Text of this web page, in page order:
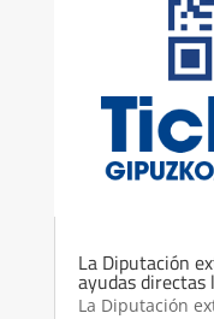
La Diputación
ayudas directas
La Diputación